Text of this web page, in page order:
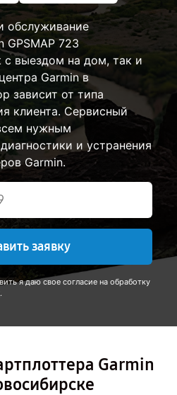
обслуживание
GPSMAP 723
с выездом на дом, так и
Garmin в
зависит от типа
клиента. Сервисный
нужным
и устранения
Garmin.
заявку
я даю свое согласие на обработку
.
Garmin